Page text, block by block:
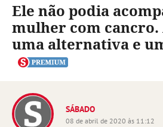
Ele não podia
mulher com
uma alternativa e
SÁBADO
08 de abril de 2020 às 11:12